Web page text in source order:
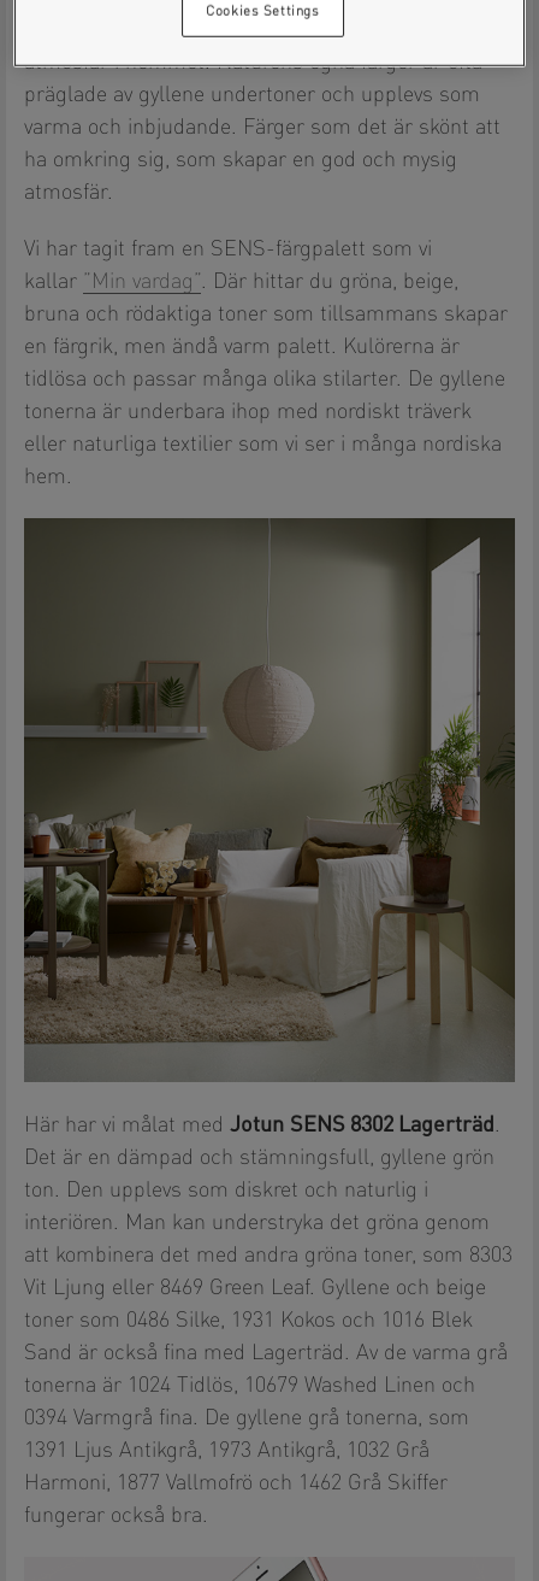
Naturliga färgtoner skapar en lugn och balanserad
atmosfär i hemmet. Naturens egna färger är ofta
präglade av gyllene undertoner och upplevs som
varma och inbjudande. Färger som det är skönt att
ha omkring sig, som skapar en god och mysig
atmosfär.
Vi har tagit fram en SENS-färgpalett som vi
kallar ”Min vardag”. Där hittar du gröna, beige,
bruna och rödaktiga toner som tillsammans skapar
en färgrik, men ändå varm palett. Kulörerna är
tidlösa och passar många olika stilarter. De gyllene
tonerna är underbara ihop med nordiskt träverk
eller naturliga textilier som vi ser i många nordiska
hem.
Här har vi målat med Jotun SENS 8302 Lagerträd
Det är en dämpad och stämningsfull, gyllene grön
ton. Den upplevs som diskret och naturlig i
interiören. Man kan understryka det gröna genom
att kombinera det med andra gröna toner, som 8303
Vit Ljung eller 8469 Green Leaf. Gyllene och beige
toner som 0486 Silke, 1931 Kokos och 1016 Blek
Sand är också fina med Lagerträd. Av de varma grå
tonerna är 1024 Tidlös, 10679 Washed Linen och
0394 Varmgrå fina. De gyllene grå tonerna, som
1391 Ljus Antikgrå, 1973 Antikgrå, 1032 Grå
Harmoni, 1877 Vallmofrö och 1462 Grå Skiffer
fungerar också bra.
Cookies Settings